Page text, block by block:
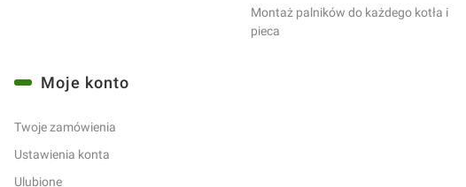
Montaż palników do każdego kotła i
pieca
Moje konto
Twoje zamówienia
Ustawienia konta
Ulubione